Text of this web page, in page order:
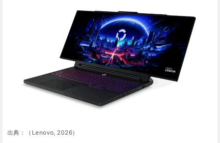
出典：（Lenovo, 2026）